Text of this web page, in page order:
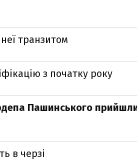
транзитом
з початку року
Пашинського
в черзі